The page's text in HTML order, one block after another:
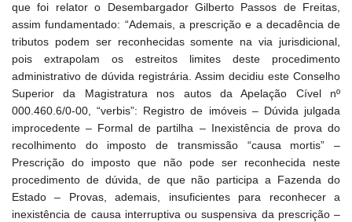
que foi relator o Desembargador Gilberto Passos de Freitas,
assim fundamentado: “Ademais, a prescrição e a decadência de
tributos podem ser reconhecidas somente na via jurisdicional,
pois extrapolam os estreitos limites deste procedimento
administrativo de dúvida registrária. Assim decidiu este Conselho
Superior da Magistratura nos autos da Apelação Cível nº
000.460.6/0-00, “verbis”: Registro de imóveis – Dúvida julgada
improcedente – Formal de partilha – Inexistência de prova do
recolhimento do imposto de transmissão “causa mortis” –
Prescrição do imposto que não pode ser reconhecida neste
procedimento de dúvida, de que não participa a Fazenda do
Estado – Provas, ademais, insuficientes para reconhecer a
inexistência de causa interruptiva ou suspensiva da prescrição –